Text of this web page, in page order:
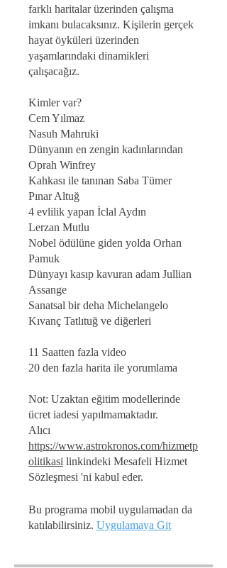
farklı haritalar üzerinden çalışma
imkanı bulacaksınız. Kişilerin gerçek
hayat öyküleri üzerinden
yaşamlarındaki dinamikleri
çalışacağız.
Kimler var?
Cem Yılmaz
Nasuh Mahruki
Dünyanın en zengin kadınlarından
Oprah Winfrey
Kahkası ile tanınan Saba Tümer
Pınar Altuğ
4 evlilik yapan İclal Aydın
Lerzan Mutlu
Nobel ödülüne giden yolda Orhan
Pamuk
Dünyayı kasıp kavuran adam Jullian
Assange
Sanatsal bir deha Michelangelo
Kıvanç Tatlıtuğ ve diğerleri
11 Saatten fazla video
20 den fazla harita ile yorumlama
Not: Uzaktan eğitim modellerinde
ücret iadesi yapılmamaktadır.
Alıcı
https://www.astrokronos.com/hizmetp
olitikasi linkindeki Mesafeli Hizmet
Sözleşmesi 'ni kabul eder.
Bu programa mobil uygulamadan da
katılabilirsiniz. Uygulamaya Git